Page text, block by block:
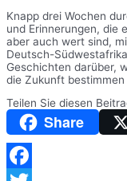
Knapp drei Wochen
und Erinnerungen, die
aber auch wert sind,
Deutsch-
Geschichten darüber,
die Zukunft
Teilen Sie diesen
Share